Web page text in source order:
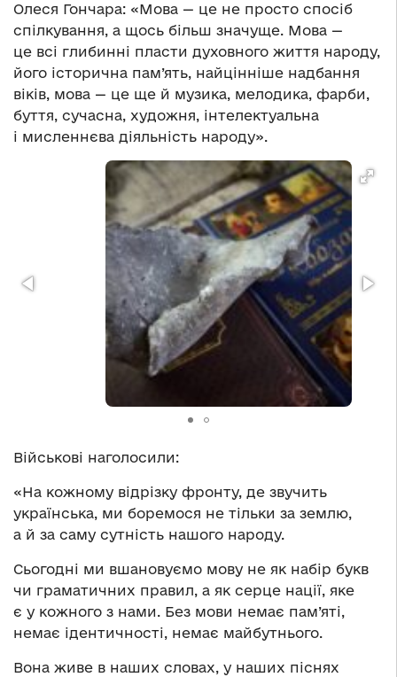
Олеся Гончара: «Мова — це не просто спосіб
спілкування, а щось більш значуще. Мова —
це всі глибинні пласти духовного життя народу,
його історична пам’ять, найцінніше надбання
віків, мова — це ще й музика, мелодика, фарби,
буття, сучасна, художня, інтелектуальна
і мисленнєва діяльність народу».
Військові наголосили:
«На кожному відрізку фронту, де звучить
українська, ми боремося не тільки за землю,
а й за саму сутність нашого народу.
Сьогодні ми вшановуємо мову не як набір букв
чи граматичних правил, а як серце нації, яке
є у кожного з нами. Без мови немає пам’яті,
немає ідентичності, немає майбутнього.
Вона живе в наших словах, у наших піснях